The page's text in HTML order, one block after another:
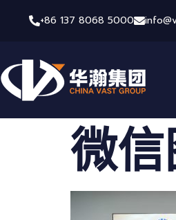
+86 137 8068 5000
微